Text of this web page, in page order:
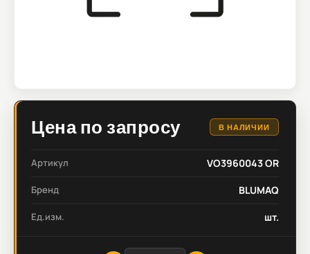
Цена по запросу В НАЛИЧИИ
Артикул VO3960043 OR
Бренд BLUMAQ
Ед.изм. шт.